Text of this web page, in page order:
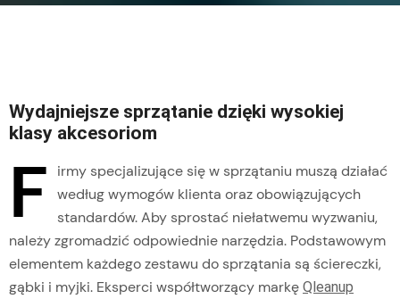
Wydajniejsze sprzątanie dzięki wysokiej
klasy akcesoriom
F
irmy specjalizujące się w sprzątaniu muszą działać
według wymogów klienta oraz obowiązujących
standardów. Aby sprostać niełatwemu wyzwaniu,
należy zgromadzić odpowiednie narzędzia. Podstawowym
elementem każdego zestawu do sprzątania są ściereczki,
gąbki i myjki. Eksperci współtworzący markę Qleanup